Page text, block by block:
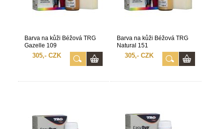
Barva na kůži Béžová TRG
Gazelle 109
305,- CZK
Barva na kůži Béžová TRG
Natural 151
305,- CZK